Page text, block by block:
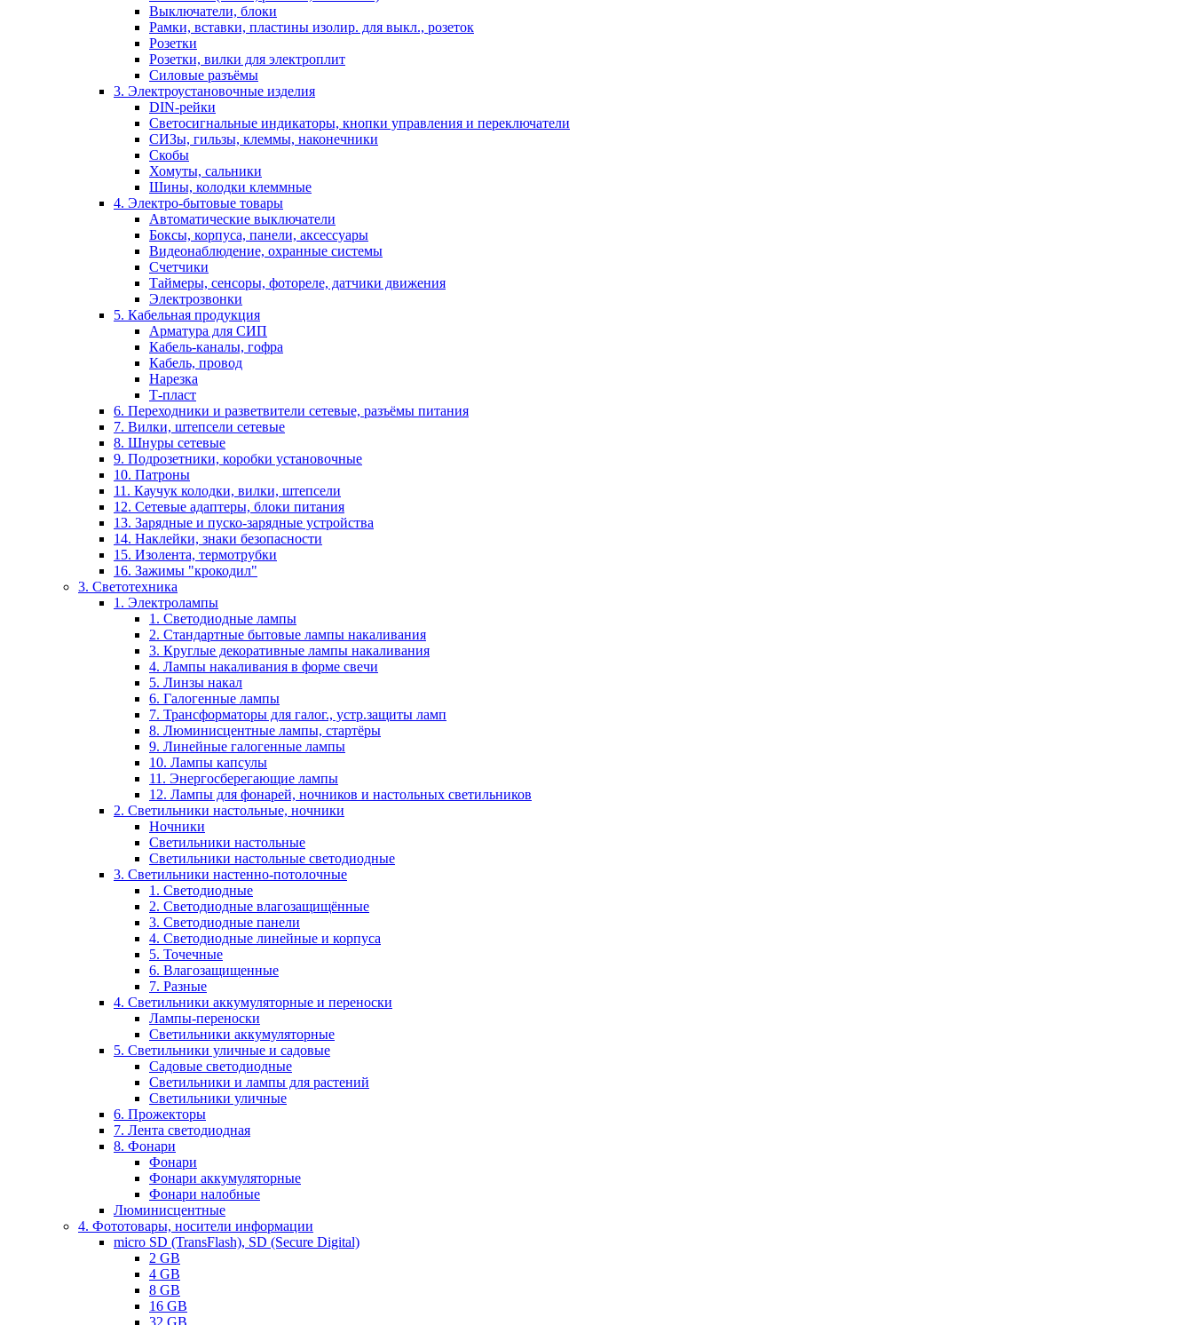
Выключатели, блоки
Рамки, вставки, пластины изолир. для выкл., розеток
Розетки
Розетки, вилки для электроплит
Силовые разъёмы
3. Электроустановочные изделия
DIN-рейки
Светосигнальные индикаторы, кнопки управления и переключатели
СИЗы, гильзы, клеммы, наконечники
Скобы
Хомуты, сальники
Шины, колодки клеммные
4. Электро-бытовые товары
Автоматические выключатели
Боксы, корпуса, панели, аксессуары
Видеонаблюдение, охранные системы
Счетчики
Таймеры, сенсоры, фотореле, датчики движения
Электрозвонки
5. Кабельная продукция
Арматура для СИП
Кабель-каналы, гофра
Кабель, провод
Нарезка
Т-пласт
6. Переходники и разветвители сетевые, разъёмы питания
7. Вилки, штепсели сетевые
8. Шнуры сетевые
9. Подрозетники, коробки установочные
10. Патроны
11. Каучук колодки, вилки, штепсели
12. Сетевые адаптеры, блоки питания
13. Зарядные и пуско-зарядные устройства
14. Наклейки, знаки безопасности
15. Изолента, термотрубки
16. Зажимы "крокодил"
3. Светотехника
1. Электролампы
1. Светодиодные лампы
2. Стандартные бытовые лампы накаливания
3. Круглые декоративные лампы накаливания
4. Лампы накаливания в форме свечи
5. Линзы накал
6. Галогенные лампы
7. Трансформаторы для галог., устр.защиты ламп
8. Люминисцентные лампы, стартёры
9. Линейные галогенные лампы
10. Лампы капсулы
11. Энергосберегающие лампы
12. Лампы для фонарей, ночников и настольных светильников
2. Светильники настольные, ночники
Ночники
Светильники настольные
Светильники настольные светодиодные
3. Светильники настенно-потолочные
1. Светодиодные
2. Светодиодные влагозащищённые
3. Светодиодные панели
4. Светодиодные линейные и корпуса
5. Точечные
6. Влагозащищенные
7. Разные
4. Светильники аккумуляторные и переноски
Лампы-переноски
Светильники аккумуляторные
5. Светильники уличные и садовые
Садовые светодиодные
Светильники и лампы для растений
Светильники уличные
6. Прожекторы
7. Лента светодиодная
8. Фонари
Фонари
Фонари аккумуляторные
Фонари налобные
Люминисцентные
4. Фототовары, носители информации
micro SD (TransFlash), SD (Secure Digital)
2 GB
4 GB
8 GB
16 GB
32 GB